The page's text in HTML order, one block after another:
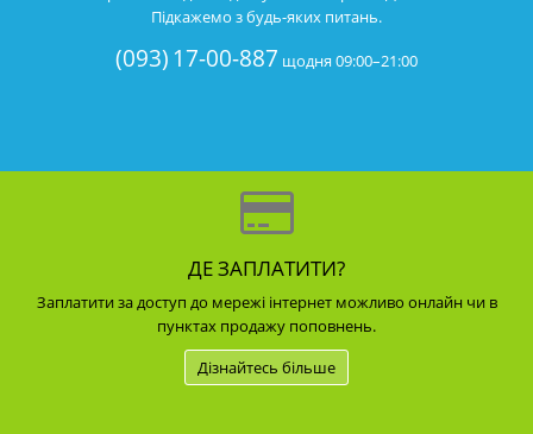
Підкажемо з будь-яких питань.
(093) 17-00-887 щодня 09:00–21:00
ДЕ ЗАПЛАТИТИ?
Заплатити за доступ до мережі інтернет можливо онлайн чи в
пунктах продажу поповнень.
Дізнайтесь більше